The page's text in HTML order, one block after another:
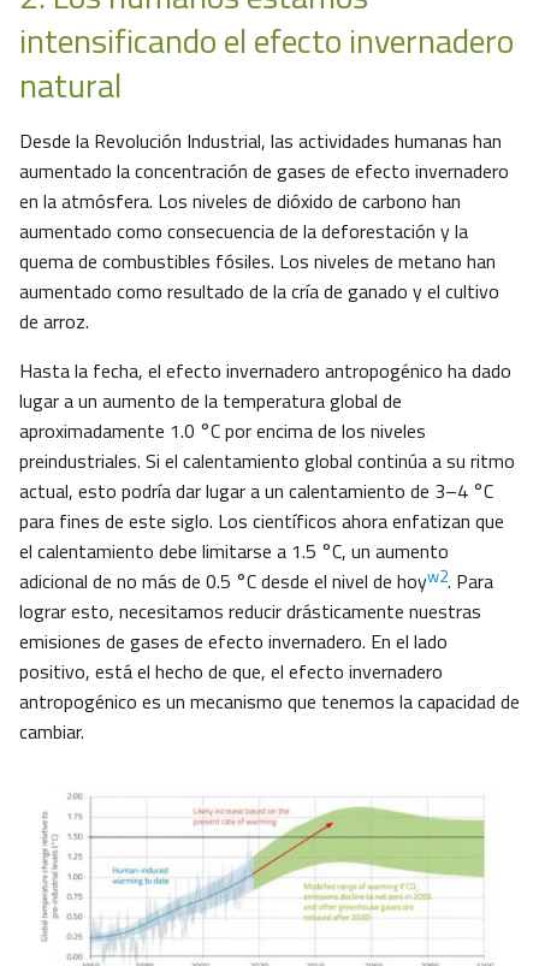
intensificando el efecto invernadero
natural
Desde la Revolución Industrial, las actividades humanas han
aumentado la concentración de gases de efecto invernadero
en la atmósfera. Los niveles de dióxido de carbono han
aumentado como consecuencia de la deforestación y la
quema de combustibles fósiles. Los niveles de metano han
aumentado como resultado de la cría de ganado y el cultivo
de arroz.
Hasta la fecha, el efecto invernadero antropogénico ha dado
lugar a un aumento de la temperatura global de
aproximadamente 1.0 °C por encima de los niveles
preindustriales. Si el calentamiento global continúa a su ritmo
actual, esto podría dar lugar a un calentamiento de 3–4 °C
para fines de este siglo. Los científicos ahora enfatizan que
el calentamiento debe limitarse a 1.5 °C, un aumento
adicional de no más de 0.5 °C desde el nivel de hoyw2. Para
lograr esto, necesitamos reducir drásticamente nuestras
emisiones de gases de efecto invernadero. En el lado
positivo, está el hecho de que, el efecto invernadero
antropogénico es un mecanismo que tenemos la capacidad de
cambiar.